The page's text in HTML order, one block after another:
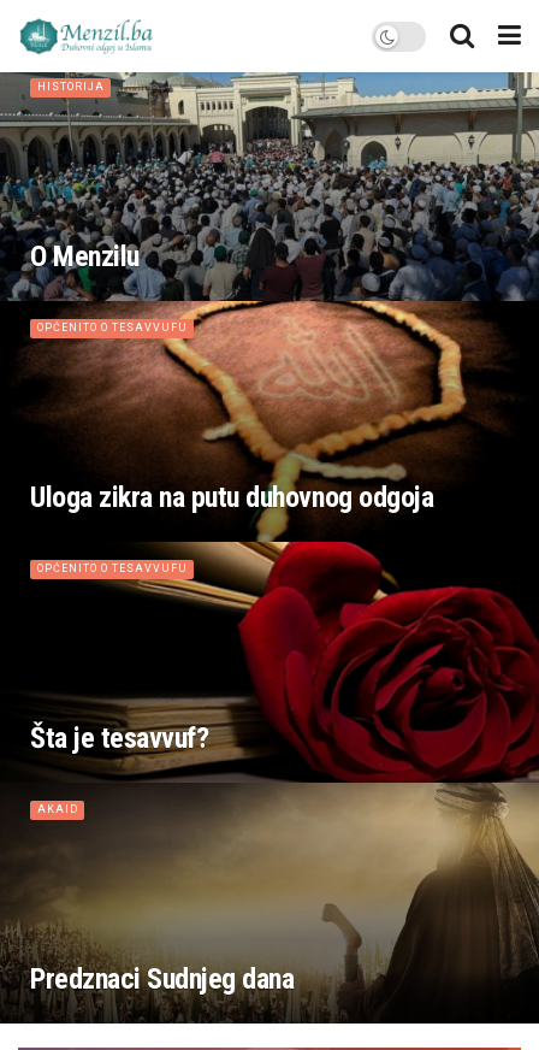
HISTORIJA
O Menzilu
OPĆENITO O TESAVVUFU
Uloga zikra na putu duhovnog odgoja
OPĆENITO O TESAVVUFU
Šta je tesavvuf?
AKAID
Predznaci Sudnjeg dana